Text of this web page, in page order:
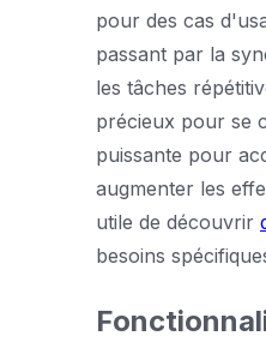
pour des cas
passant par la
les tâches
précieux pour se
puissante pour
augmenter les
utile de découvrir
besoins